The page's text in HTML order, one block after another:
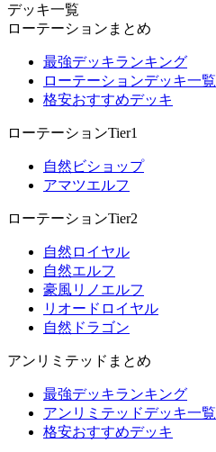
デッキ一覧
ローテーションまとめ
最強デッキランキング
ローテーションデッキ一覧
格安おすすめデッキ
ローテーションTier1
自然ビショップ
アマツエルフ
ローテーションTier2
自然ロイヤル
自然エルフ
豪風リノエルフ
リオードロイヤル
自然ドラゴン
アンリミテッドまとめ
最強デッキランキング
アンリミテッドデッキ一覧
格安おすすめデッキ